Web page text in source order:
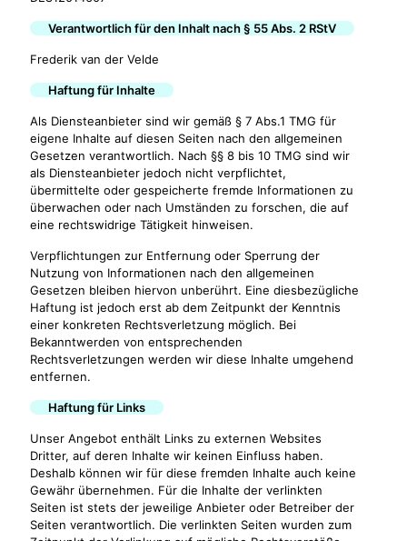
Verantwortlich für den Inhalt nach § 55 Abs. 2 RStV
Frederik van der Velde
Haftung für Inhalte
Als Diensteanbieter sind wir gemäß § 7 Abs.1 TMG für
eigene Inhalte auf diesen Seiten nach den allgemeinen
Gesetzen verantwortlich. Nach §§ 8 bis 10 TMG sind wir
als Diensteanbieter jedoch nicht verpflichtet,
übermittelte oder gespeicherte fremde Informationen zu
überwachen oder nach Umständen zu forschen, die auf
eine rechtswidrige Tätigkeit hinweisen.
Verpflichtungen zur Entfernung oder Sperrung der
Nutzung von Informationen nach den allgemeinen
Gesetzen bleiben hiervon unberührt. Eine diesbezügliche
Haftung ist jedoch erst ab dem Zeitpunkt der Kenntnis
einer konkreten Rechtsverletzung möglich. Bei
Bekanntwerden von entsprechenden
Rechtsverletzungen werden wir diese Inhalte umgehend
entfernen.
Haftung für Links
Unser Angebot enthält Links zu externen Websites
Dritter, auf deren Inhalte wir keinen Einfluss haben.
Deshalb können wir für diese fremden Inhalte auch keine
Gewähr übernehmen. Für die Inhalte der verlinkten
Seiten ist stets der jeweilige Anbieter oder Betreiber der
Seiten verantwortlich. Die verlinkten Seiten wurden zum